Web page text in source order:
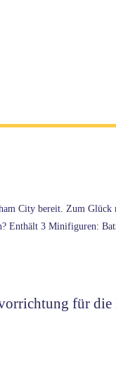
City bereit. Zum
Enthält 3 Minifiguren:
für die